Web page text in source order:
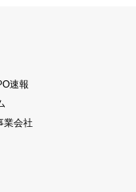
速報
業会社